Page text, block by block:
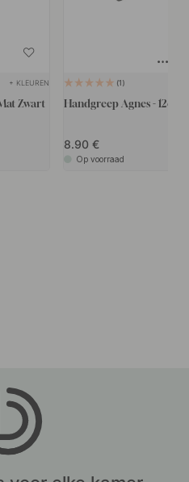
+ KLEUREN
Zwart
1
Handgreep Agnes -
8.90
Op voorraad